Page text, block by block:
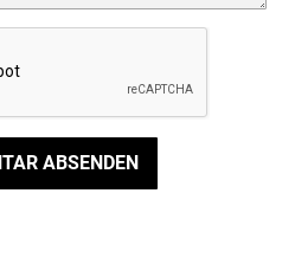
ABSENDEN